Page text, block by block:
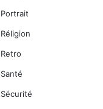
Portrait
Réligion
Retro
Santé
Sécurité